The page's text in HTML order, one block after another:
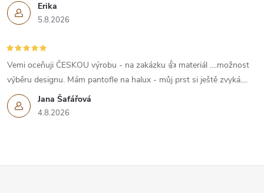
Erika
5.8.2026
Jana Šafářová
4.8.2026
Vemi oceňuji ČESKOU výrobu - na zakázku 👍 materiál ....možnost
výběru designu. Mám pantofle na halux - můj prst si ještě zvyká....